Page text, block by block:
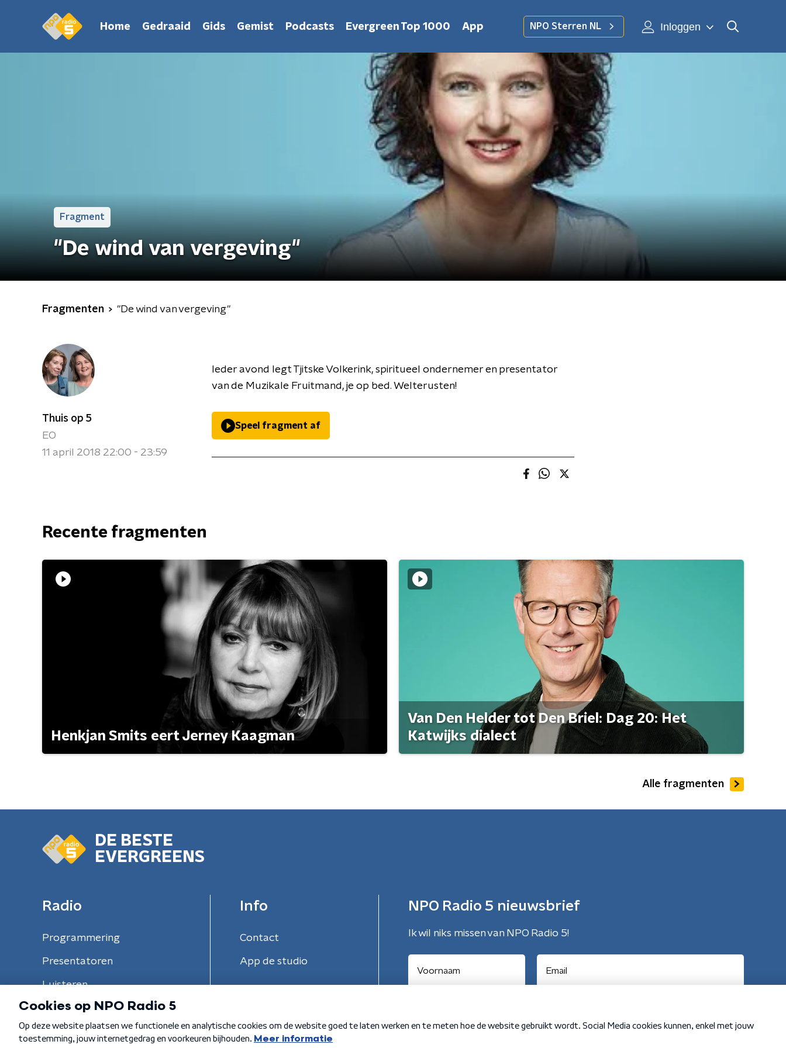
Home Gedraaid Gids Gemist Podcasts Evergreen Top 1000 App NPO Sterren NL Inloggen
Fragment
"De wind van vergeving"
Fragmenten "De wind van vergeving"
Thuis op 5
EO
11 april 2018 22:00 - 23:59
Ieder avond legt Tjitske Volkerink, spiritueel ondernemer en presentator
van de Muzikale Fruitmand, je op bed. Welterusten!
Speel fragment af
Recente fragmenten
Henkjan Smits eert Jerney Kaagman
Van Den Helder tot Den Briel: Dag 20: Het
Katwijks dialect
Alle fragmenten
DE BESTE
EVERGREENS
Radio
Programmering
Presentatoren
Luisteren
Info
Contact
App de studio
NPO Radio 5 nieuwsbrief
Ik wil niks missen van NPO Radio 5!
Algemene voorwaarden Privacybeleid